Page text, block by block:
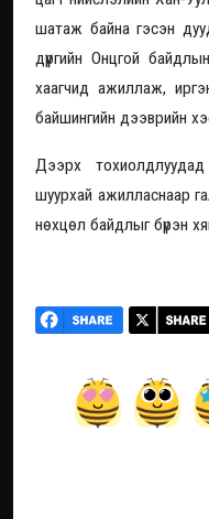
шатаж байна гэсэн
дүүргийн Онцгой
хаагчид ажиллаж,
байшингийн дээврийн
Дээрх
шуурхай ажилласнаар
нөхцөл байдлыг бүрэн